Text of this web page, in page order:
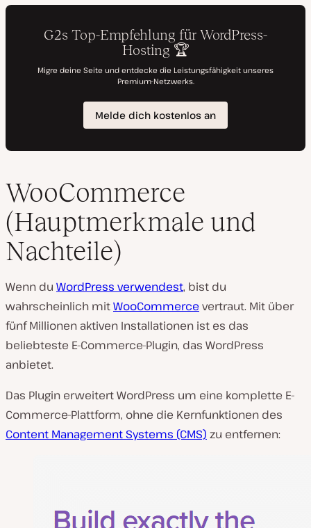
WooCommerce
(Hauptmerkmale und
Nachteile)
Wenn du WordPress verwendest, bist du
wahrscheinlich mitWooCommerce vertraut. Mit über
fünf Millionen aktiven Installationen ist es das
beliebteste E-Commerce-Plugin, das WordPress
anbietet.
Das Plugin erweitert WordPress um eine komplette E-
Commerce-Plattform, ohne die Kernfunktionen des
Content Management Systems (CMS) zu entfernen: